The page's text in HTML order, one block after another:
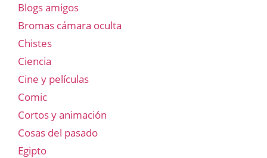
Blogs amigos
Bromas cámara oculta
Chistes
Ciencia
Cine y películas
Comic
Cortos y animación
Cosas del pasado
Egipto